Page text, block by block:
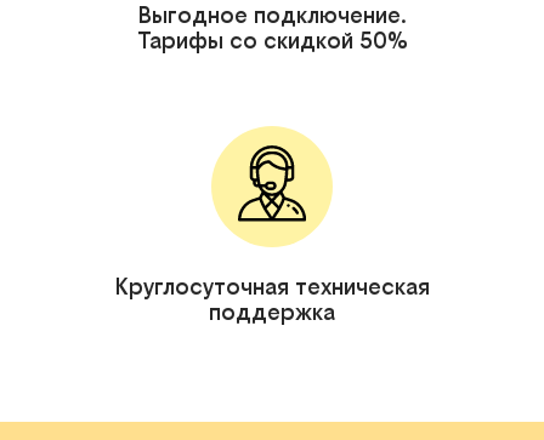
Выгодное подключение.
Тарифы со скидкой 50%
Круглосуточная техническая
поддержка